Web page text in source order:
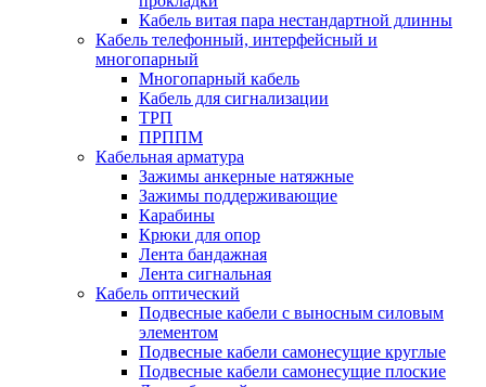
Кабель витая пара нестандартной длинны
Кабель телефонный, интерфейсный и
многопарный
Многопарный кабель
Кабель для сигнализации
ТРП
ПРППМ
Кабельная арматура
Зажимы анкерные натяжные
Зажимы поддерживающие
Карабины
Крюки для опор
Лента бандажная
Лента сигнальная
Кабель оптический
Подвесные кабели с выносным силовым
элементом
Подвесные кабели самонесущие круглые
Подвесные кабели самонесущие плоские